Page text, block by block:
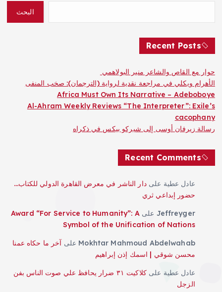
البحث
Recent Posts
حوار مع القاص والشاعر منير البولاهمي
الأهرام ويكلي في مراجعة نقدية لرواية (الترجمان): صخب المنفى
Africa Must Own Its Narrative – Adeboboye
Al-Ahram Weekly Reviews “The Interpreter”: Exile’s
cacophany
رسالة زيرفان أوسى إلى شيركو بيكس في ذكراه
Recent Comments
عادل عطية علىدار الناشر في معرض القاهرة الدولي للكتاب…
حضور إبداعي ثري
Jeffreyger علىAward “For Service to Humanity”: A
Symbol of the Unification of Nations
Mokhtar Mahmoud Abdelwahab على آخر ما حكاه عمنا
محسن شوقي | اسمك إذن إبراهيم
عادل عطية على
كلاكيت ٣١ ضرار يحافظ علي صوت الناس بفن
الزجل